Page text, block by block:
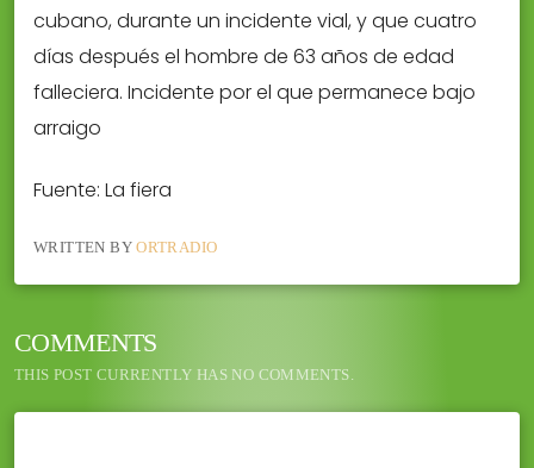
cubano, durante un incidente vial, y que cuatro
días después el hombre de 63 años de edad
falleciera. Incidente por el que permanece bajo
arraigo
Fuente: La fiera
WRITTEN BYORTRADIO
COMMENTS
THIS POST CURRENTLY HAS NO COMMENTS.